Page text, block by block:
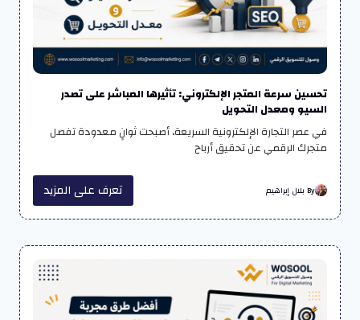
تحسين سرعة المتجر الإلكتروني: تأثيرها المباشر على تصدر
السيو ومعدل التحويل
في عصر التجارة الإلكترونية السريعة، أصبحت ثوانٍ معدودة تفصل
متجرك الرقمي عن تحقيق أرباح
By بلال إبراهيم تعرف على المزيد